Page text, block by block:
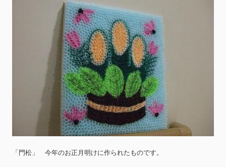
「門松」 今年のお正月明けに作られたものです。